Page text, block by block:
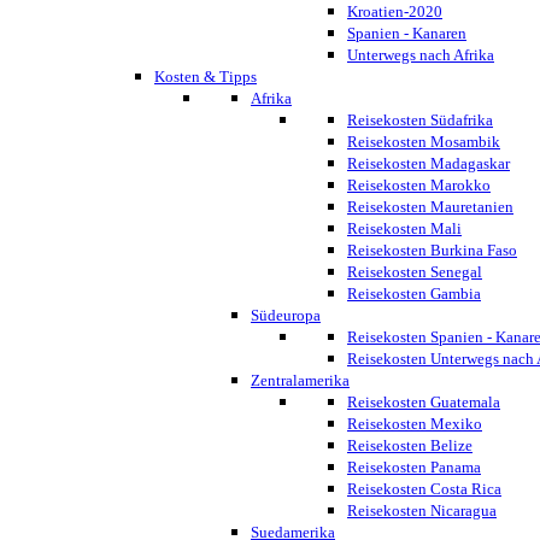
Kroatien-2020
Spanien - Kanaren
Unterwegs nach Afrika
Kosten & Tipps
Afrika
Reisekosten Südafrika
Reisekosten Mosambik
Reisekosten Madagaskar
Reisekosten Marokko
Reisekosten Mauretanien
Reisekosten Mali
Reisekosten Burkina Faso
Reisekosten Senegal
Reisekosten Gambia
Südeuropa
Reisekosten Spanien -
Reisekosten Unterwegs nach
Zentralamerika
Reisekosten Guatemala
Reisekosten Mexiko
Reisekosten Belize
Reisekosten Panama
Reisekosten Costa Rica
Reisekosten Nicaragua
Suedamerika